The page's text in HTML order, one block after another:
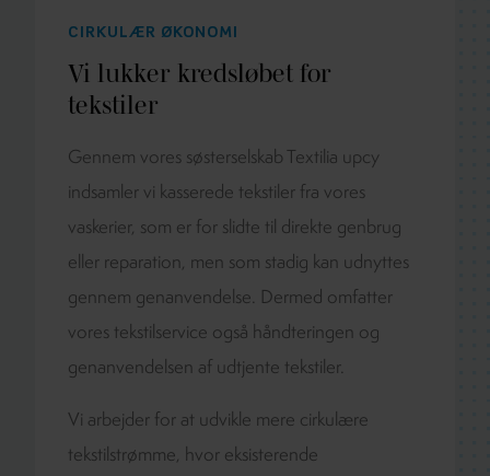
CIRKULÆR ØKONOMI
Vi lukker kredsløbet for
tekstiler
Gennem vores søsterselskab Textilia upcy
indsamler vi kasserede tekstiler fra vores
vaskerier, som er for slidte til direkte genbrug
eller reparation, men som stadig kan udnyttes
gennem genanvendelse. Dermed omfatter
vores tekstilservice også håndteringen og
genanvendelsen af udtjente tekstiler.
Vi arbejder for at udvikle mere cirkulære
tekstilstrømme, hvor eksisterende